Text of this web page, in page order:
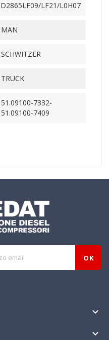
D2865LF09/LF21/L0H07
MAN
SCHWITZER
TRUCK
51.09100-7332-
51.09100-7409

